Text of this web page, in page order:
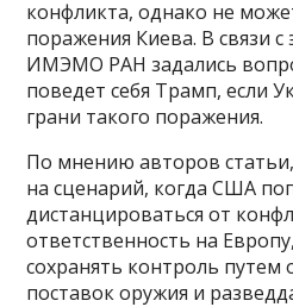
конфликта, однако не
поражения Киева. В связи с
ИМЭМО РАН задались
поведет себя Трамп, если
грани такого поражения.
По мнению авторов
на сценарий, когда США
дистанцироваться от
ответственность на
сохранять контроль путем
поставок оружия и